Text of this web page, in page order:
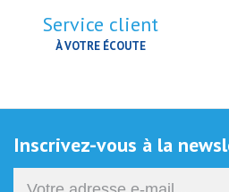
Service client
À VOTRE ÉCOUTE
Inscrivez-vous à la